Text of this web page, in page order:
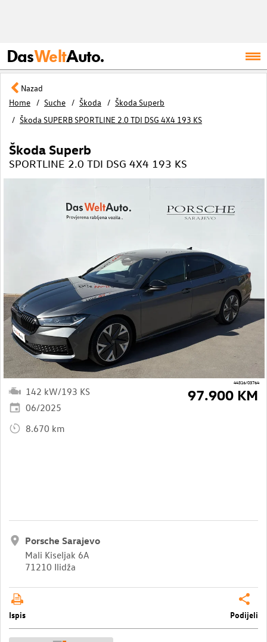
DasWeltAuto.
Nazad
Home
Suche Škoda
Škoda Superb
Škoda SUPERB SPORTLINE 2.0 TDI DSG 4X4 193 KS
44316/03764
Škoda Superb
SPORTLINE 2.0 TDI DSG 4X4 193 KS
142 kW/193 KS
06/2025
8.670 km
97.900 KM
Porsche Sarajevo
Mali Kiseljak 6A
71210 Ilidža
Ispis Podijeli